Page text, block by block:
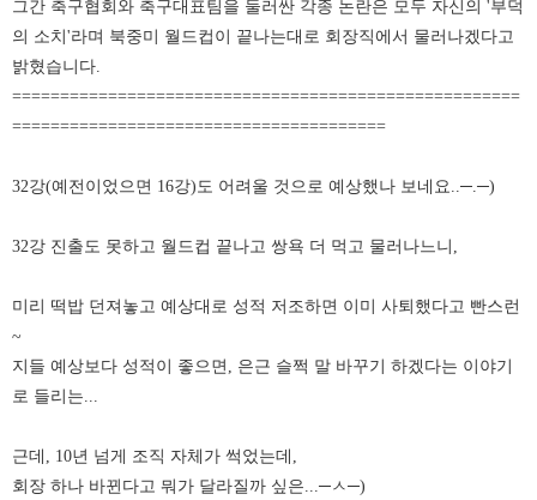
그간 축구협회와 축구대표팀을 둘러싼 각종 논란은 모두 자신의 '부덕
의 소치'라며 북중미 월드컵이 끝나는대로 회장직에서 물러나겠다고
밝혔습니다.
=====================================================
=======================================
32강(예전이었으면 16강)도 어려울 것으로 예상했나 보네요..─. ─)
32강 진출도 못하고 월드컵 끝나고 쌍욕 더 먹고 물러나느니,
미리 떡밥 던져놓고 예상대로 성적 저조하면 이미 사퇴했다고 빤스런
~
지들 예상보다 성적이 좋으면, 은근 슬쩍 말 바꾸기 하겠다는 이야기
로 들리는...
근데, 10년 넘게 조직 자체가 썩었는데,
회장 하나 바뀐다고 뭐가 달라질까 싶은... ─ㅅ─)